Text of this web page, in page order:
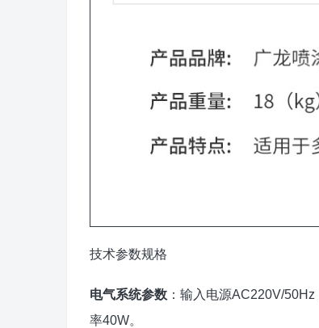
技术参数规格
电气系统参数 ：输入电源AC220V/
率40W。